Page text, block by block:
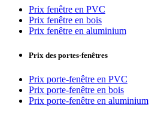
Prix fenêtre en PVC
Prix fenêtre en bois
Prix fenêtre en aluminium
Prix des portes-fenêtres
Prix porte-fenêtre en PVC
Prix porte-fenêtre en bois
Prix porte-fenêtre en aluminium